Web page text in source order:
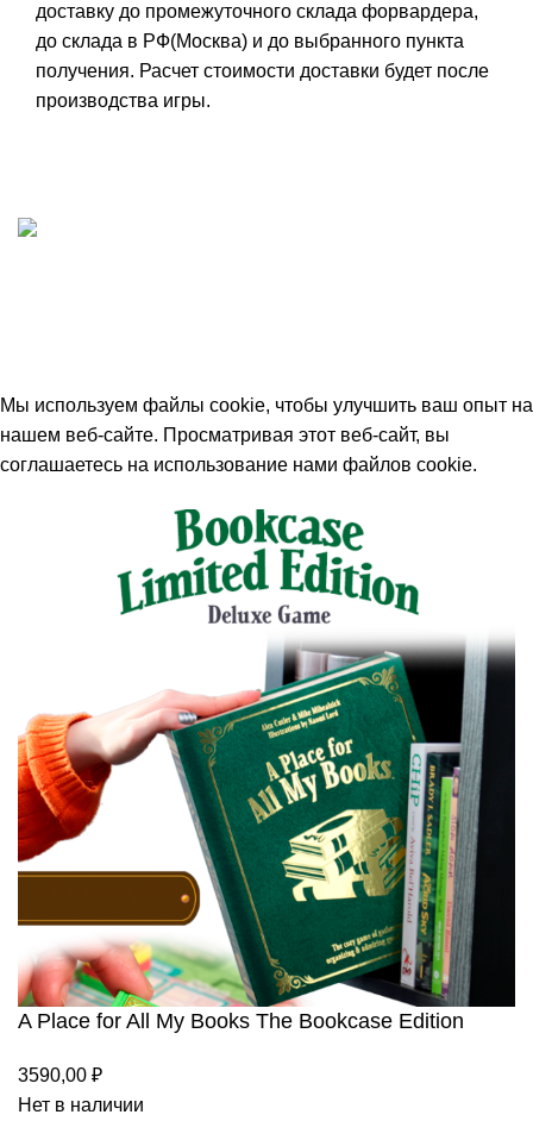
доставку до промежуточного склада форвардера,
до склада в РФ(Москва) и до выбранного пункта
получения. Расчет стоимости доставки будет после
производства игры.
Мы используем файлы cookie, чтобы улучшить ваш опыт на
нашем веб-сайте. Просматривая этот веб-сайт, вы
соглашаетесь на использование нами файлов cookie.
A Place for All My Books The Bookcase Edition
3590,00 ₽
Нет в наличии